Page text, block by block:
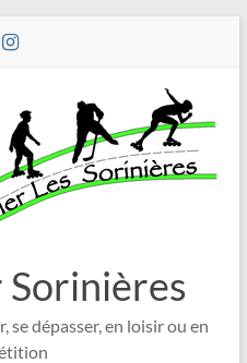
Sorinières
dépasser, en loisir ou en